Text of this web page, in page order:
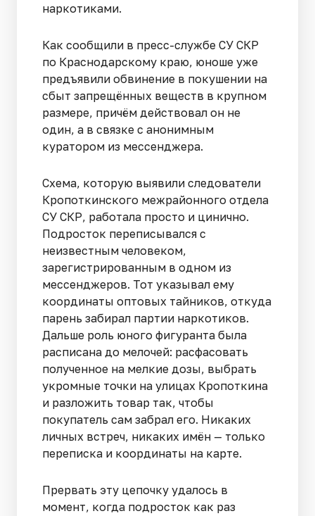
наркотиками.
Как сообщили в пресс-службе СУ СКР
по Краснодарскому краю, юноше уже
предъявили обвинение в покушении на
сбыт запрещённых веществ в крупном
размере, причём действовал он не
один, а в связке с анонимным
куратором из мессенджера.
Схема, которую выявили следователи
Кропоткинского межрайонного отдела
СУ СКР, работала просто и цинично.
Подросток переписывался с
неизвестным человеком,
зарегистрированным в одном из
мессенджеров. Тот указывал ему
координаты оптовых тайников, откуда
парень забирал партии наркотиков.
Дальше роль юного фигуранта была
расписана до мелочей: расфасовать
полученное на мелкие дозы, выбрать
укромные точки на улицах Кропоткина
и разложить товар так, чтобы
покупатель сам забрал его. Никаких
личных встреч, никаких имён — только
переписка и координаты на карте.
Прервать эту цепочку удалось в
момент, когда подросток как раз